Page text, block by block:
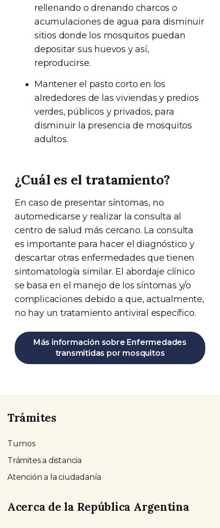
rellenando o drenando charcos o
acumulaciones de agua para disminuir
sitios donde los mosquitos puedan
depositar sus huevos y así,
reproducirse.
Mantener el pasto corto en los
alrededores de las viviendas y predios
verdes, públicos y privados, para
disminuir la presencia de mosquitos
adultos.
¿Cuál es el tratamiento?
En caso de presentar síntomas, no
automedicarse y realizar la consulta al
centro de salud más cercano. La consulta
es importante para hacer el diagnóstico y
descartar otras enfermedades que tienen
sintomatología similar. El abordaje clínico
se basa en el manejo de los síntomas y/o
complicaciones debido a que, actualmente,
no hay un tratamiento antiviral específico.
Más información sobre Enfermedades
transmitidas por mosquitos
Trámites
Turnos
Trámites a distancia
Atención a la ciudadanía
Acerca de la República Argentina